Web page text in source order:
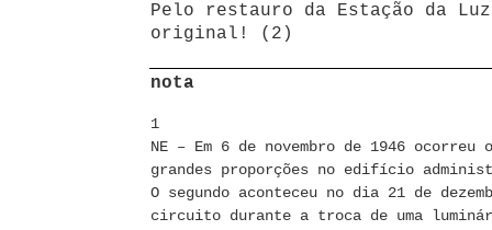
Pelo restauro da Estação da
original! (2)
nota
1
NE – Em 6 de novembro de 1946
grandes proporções no edifício
O segundo aconteceu no dia 21 de
circuito durante a troca de uma